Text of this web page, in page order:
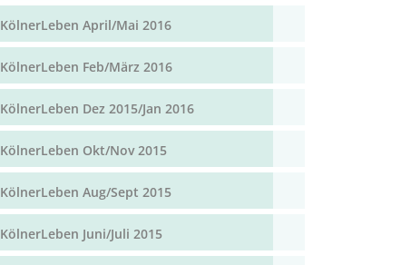
KölnerLeben April/Mai 2016
KölnerLeben Feb/März 2016
KölnerLeben Dez 2015/Jan 2016
KölnerLeben Okt/Nov 2015
KölnerLeben Aug/Sept 2015
KölnerLeben Juni/Juli 2015